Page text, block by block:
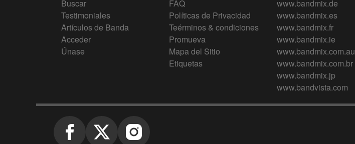
Buscar
Testimoniales
Artículos de Banda
Acceder
Únase
FAQ
Políticas de Privacidad
Teérminos & condiciones
Promueva
Mapa del Sitio
Etiquetas
www.bandmix.de
www.bandmix.es
www.bandmix.fr
www.bandmix.ie
www.bandmix.com.au
www.bandmix.com.br
www.bandmix.jp
www.bandvista.com